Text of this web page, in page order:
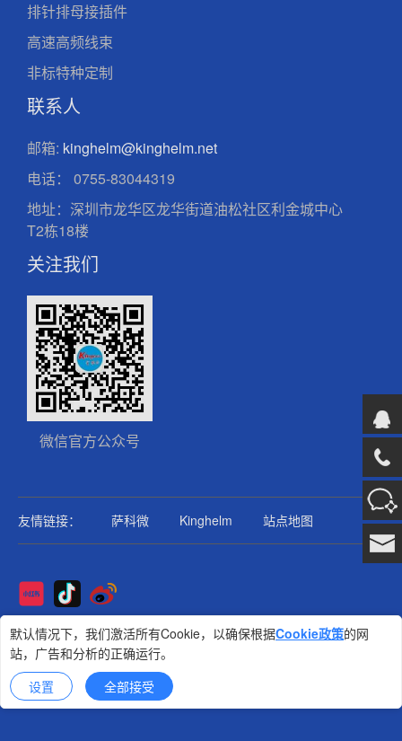
排针排母接插件
高速高频线束
非标特种定制
联系人
邮箱: kinghelm@kinghelm.net
电话：
0755-83044319
地址：深圳市龙华区龙华街道油松社区利金城中心
T2栋18楼
关注我们
微信官方公众号
友情链接： 萨科微 Kinghelm 站点地图
Copyright@2025版权所有
金航标
技术支持: 集群科技
设置 全部接受
默认情况下，我们激活所有Cookie，以确保根据Cookie政策的网
站，广告和分析的正确运行。